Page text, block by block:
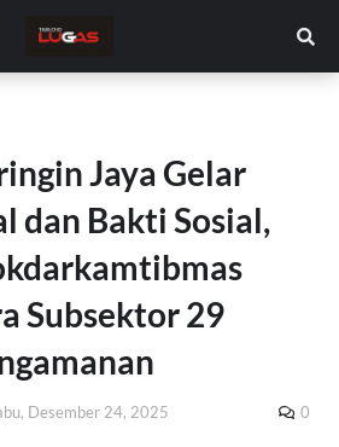
Jaya Gelar
dan Bakti Sosial,
Subsektor 29
Desember 24, 2025 0